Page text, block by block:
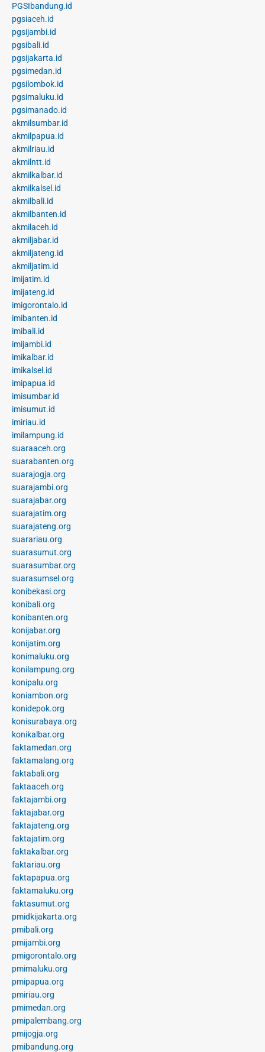
PGSIbandung.id
pgsiaceh.id
pgsijambi.id
pgsibali.id
pgsijakarta.id
pgsimedan.id
pgsilombok.id
pgsimaluku.id
pgsimanado.id
akmilsumbar.id
akmilpapua.id
akmilriau.id
akmilntt.id
akmilkalbar.id
akmilkalsel.id
akmilbali.id
akmilbanten.id
akmilaceh.id
akmiljabar.id
akmiljateng.id
akmiljatim.id
imijatim.id
imijateng.id
imigorontalo.id
imibanten.id
imibali.id
imijambi.id
imikalbar.id
imikalsel.id
imipapua.id
imisumbar.id
imisumut.id
imiriau.id
imilampung.id
suaraaceh.org
suarabanten.org
suarajogja.org
suarajambi.org
suarajabar.org
suarajatim.org
suarajateng.org
suarariau.org
suarasumut.org
suarasumbar.org
suarasumsel.org
konibekasi.org
konibali.org
konibanten.org
konijabar.org
konijatim.org
konimaluku.org
konilampung.org
konipalu.org
koniambon.org
konidepok.org
konisurabaya.org
konikalbar.org
faktamedan.org
faktamalang.org
faktabali.org
faktaaceh.org
faktajambi.org
faktajabar.org
faktajateng.org
faktajatim.org
faktakalbar.org
faktariau.org
faktapapua.org
faktamaluku.org
faktasumut.org
pmidkijakarta.org
pmibali.org
pmijambi.org
pmigorontalo.org
pmimaluku.org
pmipapua.org
pmiriau.org
pmimedan.org
pmipalembang.org
pmijogja.org
pmibandung.org